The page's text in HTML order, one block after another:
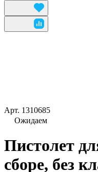
Арт. 1310685
Ожидаем
Пистолет
сборе, без